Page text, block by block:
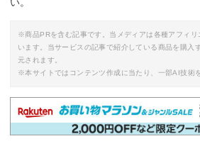
※商品PRを含む記事です。当メディアは各種アフィリ
います。当サービスの記事で紹介している商品を購入
元されます。
※本サイトではコンテンツ作成に当たり、一部AI技術